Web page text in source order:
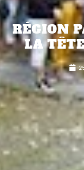
RÉGION
LA